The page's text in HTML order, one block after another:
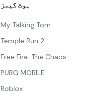
ہوٹ گیمز
My Talking Tom
Temple Run 2
Free Fire: The Chaos
PUBG MOBILE
Roblox